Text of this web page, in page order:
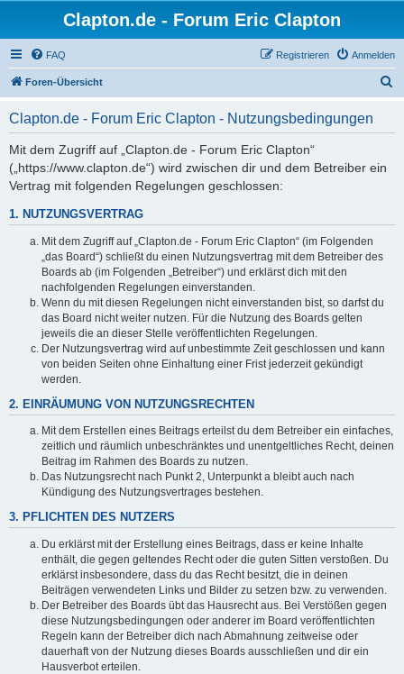
Clapton.de - Forum Eric Clapton
FAQ Anmelden
Registrieren
Foren-Übersicht
Clapton.de - Forum Eric Clapton - Nutzungsbedingungen
Mit dem Zugriff auf „Clapton.de - Forum Eric Clapton“
(„https://www.clapton.de“) wird zwischen dir und dem Betreiber ein
Vertrag mit folgenden Regelungen geschlossen:
1. NUTZUNGSVERTRAG
Mit dem Zugriff auf „Clapton.de - Forum Eric Clapton“ (im Folgenden
„das Board“) schließt du einen Nutzungsvertrag mit dem Betreiber des
Boards ab (im Folgenden „Betreiber“) und erklärst dich mit den
nachfolgenden Regelungen einverstanden.
Wenn du mit diesen Regelungen nicht einverstanden bist, so darfst du
das Board nicht weiter nutzen. Für die Nutzung des Boards gelten
jeweils die an dieser Stelle veröffentlichten Regelungen.
Der Nutzungsvertrag wird auf unbestimmte Zeit geschlossen und kann
von beiden Seiten ohne Einhaltung einer Frist jederzeit gekündigt
werden.
2. EINRÄUMUNG VON NUTZUNGSRECHTEN
Mit dem Erstellen eines Beitrags erteilst du dem Betreiber ein einfaches,
zeitlich und räumlich unbeschränktes und unentgeltliches Recht, deinen
Beitrag im Rahmen des Boards zu nutzen.
Das Nutzungsrecht nach Punkt 2, Unterpunkt a bleibt auch nach
Kündigung des Nutzungsvertrages bestehen.
3. PFLICHTEN DES NUTZERS
Du erklärst mit der Erstellung eines Beitrags, dass er keine Inhalte
enthält, die gegen geltendes Recht oder die guten Sitten verstoßen. Du
erklärst insbesondere, dass du das Recht besitzt, die in deinen
Beiträgen verwendeten Links und Bilder zu setzen bzw. zu verwenden.
Der Betreiber des Boards übt das Hausrecht aus. Bei Verstößen gegen
diese Nutzungsbedingungen oder anderer im Board veröffentlichten
Regeln kann der Betreiber dich nach Abmahnung zeitweise oder
dauerhaft von der Nutzung dieses Boards ausschließen und dir ein
Hausverbot erteilen.